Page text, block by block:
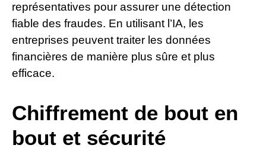
représentatives pour assurer une détection
fiable des fraudes. En utilisant l’IA, les
entreprises peuvent traiter les données
financières de manière plus sûre et plus
efficace.
Chiffrement de bout en
bout et sécurité